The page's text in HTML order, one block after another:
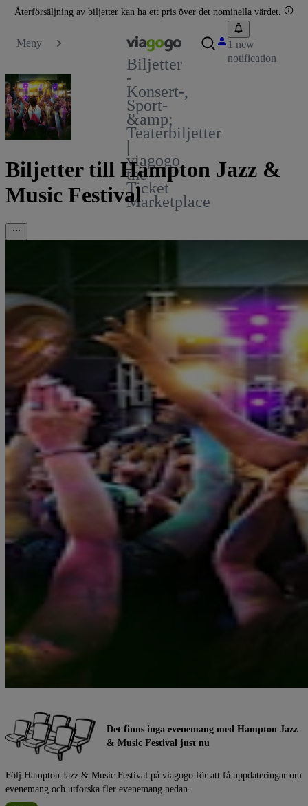
Återförsäljning av biljetter kan ha ett pris över det nominella värdet.
Meny
Biljetter
-
Konsert-,
Sport-
&amp;
Teaterbiljetter
|
viagogo
the
Ticket
Marketplace
1 new
notification
Biljetter till Hampton Jazz &
Music Festival
Det finns inga evenemang med Hampton Jazz
& Music Festival just nu
Följ Hampton Jazz & Music Festival på viagogo för att få uppdateringar om
evenemang och utforska fler evenemang nedan.